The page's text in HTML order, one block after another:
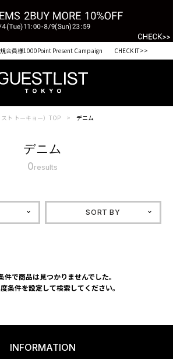
新規会員様1000Point Present Campaign CHECK IT>>
ト トーキョー）TOP デニム
デニム
0results
SORT BY
件で商品は見つかりませんでした。
条件を設定して検索してください。
INFORMATION